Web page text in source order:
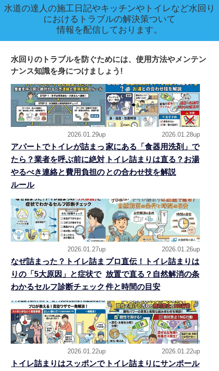
水道の達人の施工日記やキッチンやトイレなど水回り
におけるトラブルの解決策ついて
情報を配信しております。
水回りのトラブルを防ぐためには、使用方法やメンテン
ナンス知識を身につけましょう!
2026.01.29up
アパートでトイレが詰まっ
たら？業者を呼ぶ前に絶対
やるべき連絡と費用負担の
ルール
2026.01.28up
家にある「食器用洗剤」で
トイレ詰まりは直る？お湯
との合わせ技を解説
2026.01.27up
なぜ詰まった？トイレ詰ま
りの「5大原因」と症状で
わかるセルフ診断チェック
2026.01.26up
プロ直伝！トイレ詰まりは
放置で直る？自然解消の条
件と時間の目安
2026.01.22up
トイレ詰まりはスッポンで
2026.01.22up
トイレ詰まりにサンポール